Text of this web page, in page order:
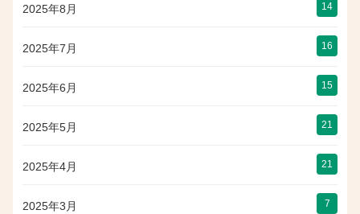
2025年8月 14
2025年7月 16
2025年6月 15
2025年5月 21
2025年4月 21
2025年3月 7